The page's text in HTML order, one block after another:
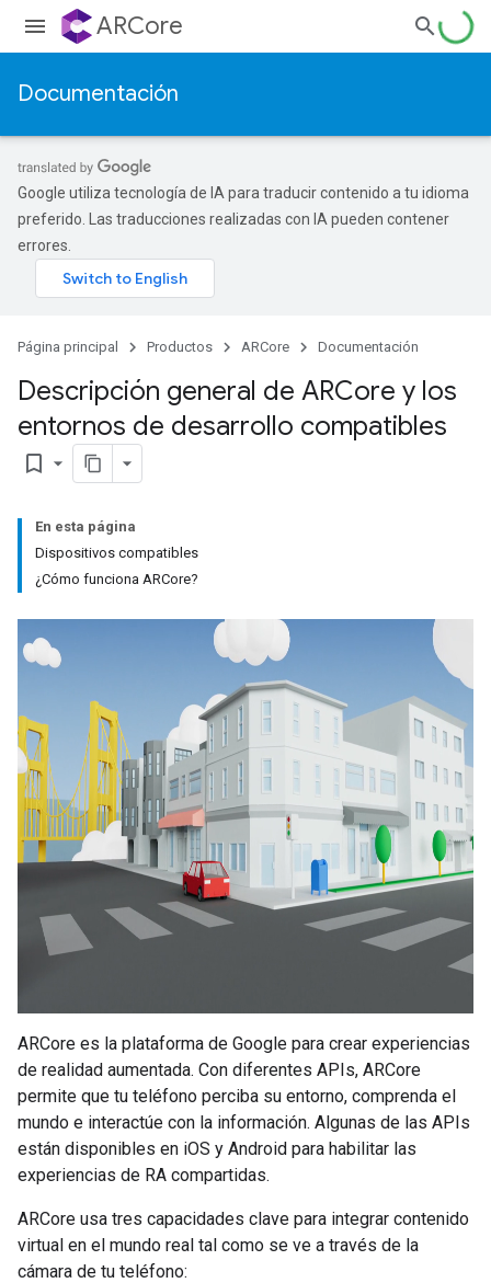
ARCore
Documentación
Google utiliza tecnología de IA para traducir contenido a tu idioma
preferido. Las traducciones realizadas con IA pueden contener
errores.
Página principal Productos ARCore Documentación
Descripción general de ARCore y los
entornos de desarrollo compatibles
bookmark_border
En esta página
Dispositivos compatibles
¿Cómo funciona ARCore?
ARCore es la plataforma de Google para crear experiencias
de realidad aumentada. Con diferentes APIs, ARCore
permite que tu teléfono perciba su entorno, comprenda el
mundo e interactúe con la información. Algunas de las APIs
están disponibles en iOS y Android para habilitar las
experiencias de RA compartidas.
ARCore usa tres capacidades clave para integrar contenido
virtual en el mundo real tal como se ve a través de la
cámara de tu teléfono: